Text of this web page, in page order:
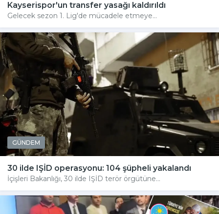
Kayserispor'un transfer yasağı kaldırıldı
Gelecek sezon 1. Lig'de mücadele etmeye...
GÜNDEM
30 ilde IŞİD operasyonu: 104 şüpheli yakalandı
İçişleri Bakanlığı, 30 ilde IŞİD terör örgütüne...